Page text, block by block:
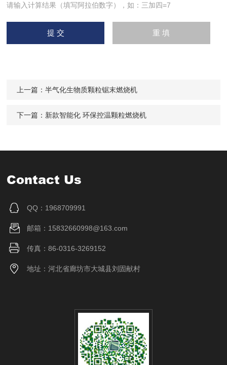
请输入计算结果（填写阿拉伯数字），如：三加四=7
上一篇：半气化生物质颗粒锯末燃烧机
下一篇： 新款智能化 环保控温颗粒燃烧机
Contact Us
QQ：1968709991
邮箱：15832660998@163.com
传真：86-0316-3269152
地址：河北省廊坊市大城县刘固献村